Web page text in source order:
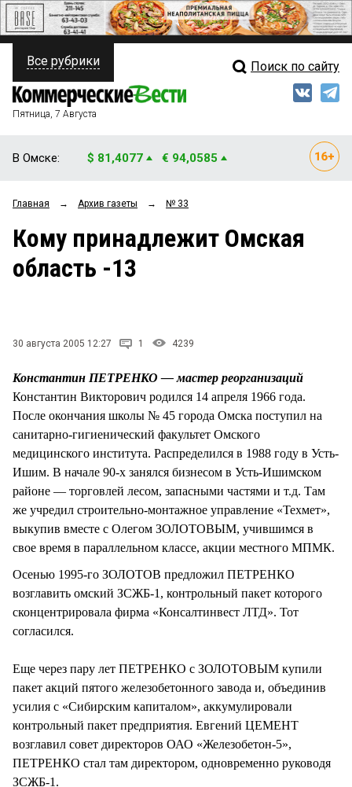
ПОЛИТИКА
ФИНАНСЫ
ОБЩЕСТВО
ЗАКОН
СТИЛЬ ЖИЗНИ
Свежий выпуск
Рейтинги
Все рубрики Поиск по сайту
Пятница, 7 Августа
В Омске: $ 81,4077 € 94,0585
Главная → Архив газеты → № 33
Кому принадлежит Омская
область -13
30 августа 2005 12:27 1 4239
Константин ПЕТРЕНКО — мастер реорганизаций
Константин Викторович родился 14 апреля 1966 года.
После окончания школы № 45 города Омска поступил на
санитарно-гигиенический факультет Омского
медицинского института. Распределился в 1988 году в Усть-
Ишим. В начале 90-х занялся бизнесом в Усть-Ишимском
районе — торговлей лесом, запасными частями и т.д. Там
же учредил строительно-монтажное управление «Техмет»,
выкупив вместе с Олегом ЗОЛОТОВЫМ, учившимся в
свое время в параллельном классе, акции местного МПМК.
Осенью 1995-го ЗОЛОТОВ предложил ПЕТРЕНКО
возглавить омский ЗСЖБ-1, контрольный пакет которого
сконцентрировала фирма «Консалтинвест ЛТД». Тот
согласился.
Еще через пару лет ПЕТРЕНКО с ЗОЛОТОВЫМ купили
пакет акций пятого железобетонного завода и, объединив
усилия с «Сибирским капиталом», аккумулировали
контрольный пакет предприятия. Евгений ЦЕМЕНТ
возглавил совет директоров ОАО «Железобетон-5»,
ПЕТРЕНКО стал там директором, одновременно руководя
ЗСЖБ-1.